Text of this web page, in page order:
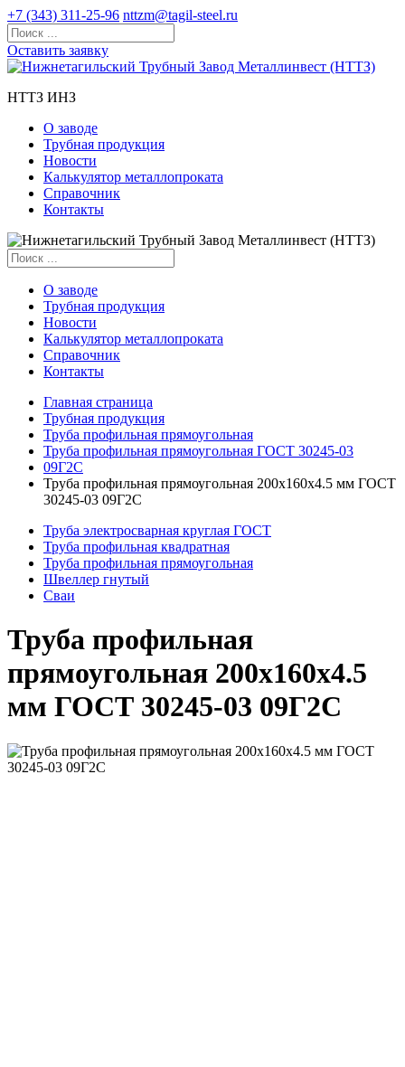
+7 (343) 311-25-96 nttzm@tagil-steel.ru
Оставить заявку
НТТЗ ИНЗ
О заводе
Трубная продукция
Новости
Калькулятор металлопроката
Справочник
Контакты
О заводе
Трубная продукция
Новости
Калькулятор металлопроката
Справочник
Контакты
Главная страница
Трубная продукция
Труба профильная прямоугольная
Труба профильная прямоугольная ГОСТ 30245-03
09Г2С
Труба профильная прямоугольная 200x160x4.5 мм ГОСТ
30245-03 09Г2С
Труба электросварная круглая ГОСТ
Труба профильная квадратная
Труба профильная прямоугольная
Швеллер гнутый
Сваи
Труба профильная
прямоугольная 200x160x4.5
мм ГОСТ 30245-03 09Г2С